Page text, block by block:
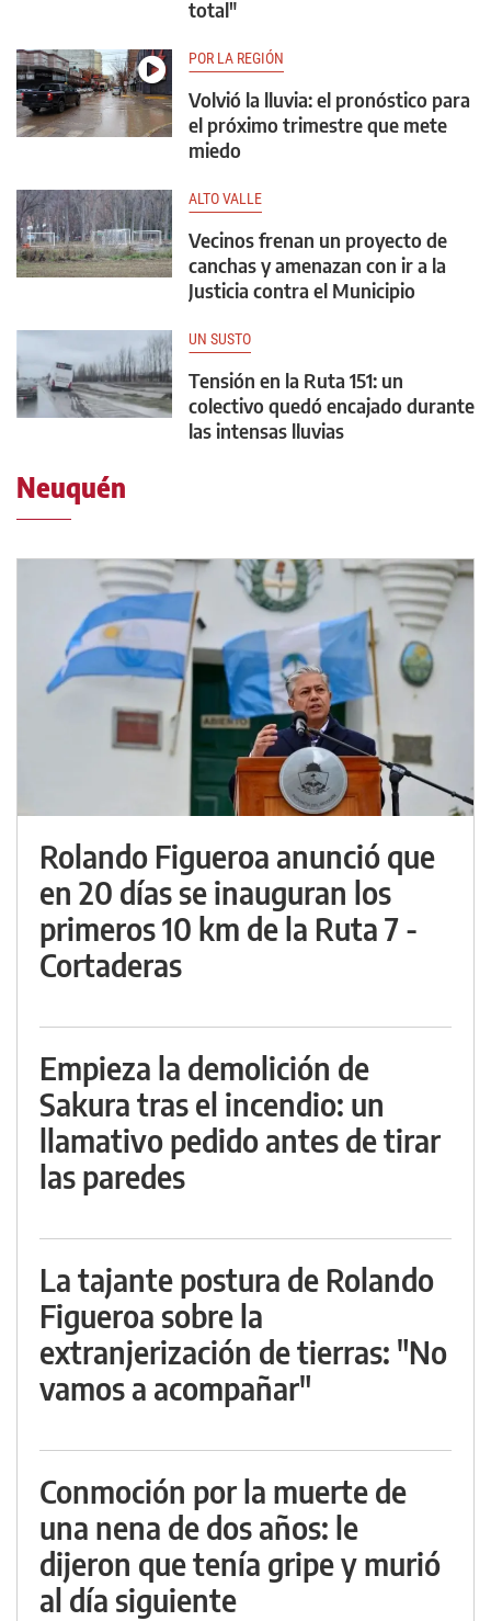
total"
POR LA REGIÓN
Volvió la lluvia: el pronóstico para
el próximo trimestre que mete
miedo
ALTO VALLE
Vecinos frenan un proyecto de
canchas y amenazan con ir a la
Justicia contra el Municipio
UN SUSTO
Tensión en la Ruta 151: un
colectivo quedó encajado durante
las intensas lluvias
Neuquén
Rolando Figueroa anunció que
en 20 días se inauguran los
primeros 10 km de la Ruta 7 -
Cortaderas
Empieza la demolición de
Sakura tras el incendio: un
llamativo pedido antes de tirar
las paredes
La tajante postura de Rolando
Figueroa sobre la
extranjerización de tierras: "No
vamos a acompañar"
Conmoción por la muerte de
una nena de dos años: le
dijeron que tenía gripe y murió
al día siguiente